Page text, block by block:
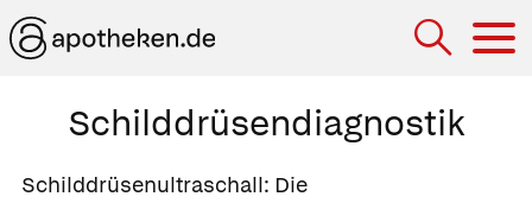
Schilddrüsendiagnostik
Schilddrüsenultraschall: Die